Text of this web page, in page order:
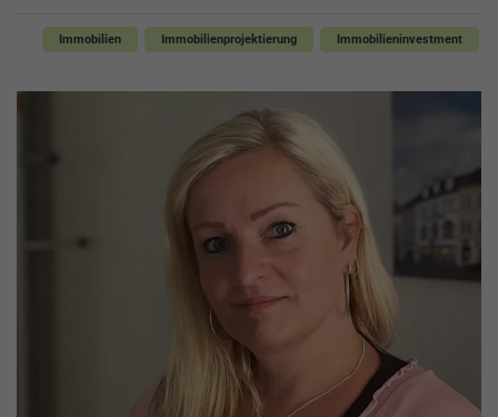
Immobilien Immobilienprojektierung Immobilieninvestment